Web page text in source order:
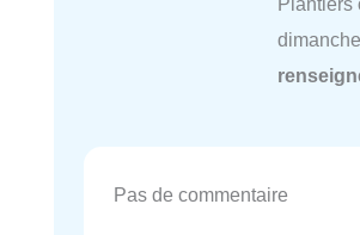
Pas de commentaire